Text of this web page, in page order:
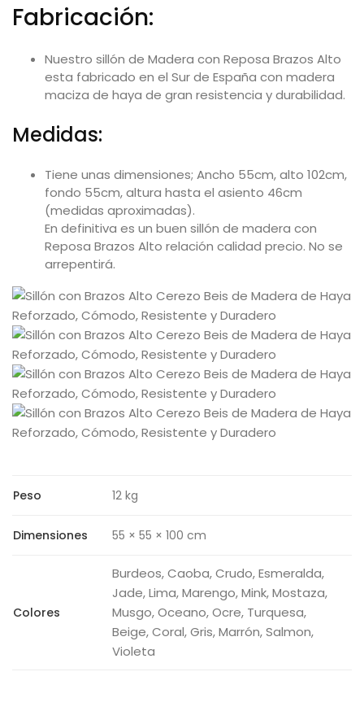
Fabricación:
Nuestro sillón de Madera con Reposa Brazos Alto
esta fabricado en el Sur de España con madera
maciza de haya de gran resistencia y durabilidad.
Medidas:
Tiene unas dimensiones; Ancho 55cm, alto 102cm,
fondo 55cm, altura hasta el asiento 46cm
(medidas aproximadas).
En definitiva es un buen sillón de madera con
Reposa Brazos Alto relación calidad precio. No se
arrepentirá.
Peso 12 kg
Dimensiones 55 × 55 × 100 cm
Colores
Burdeos, Caoba, Crudo, Esmeralda,
Jade, Lima, Marengo, Mink, Mostaza,
Musgo, Oceano, Ocre, Turquesa,
Beige, Coral, Gris, Marrón, Salmon,
Violeta